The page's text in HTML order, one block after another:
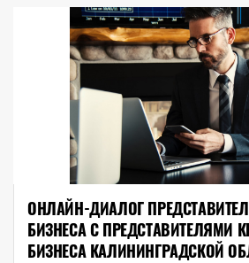
ОНЛАЙН-ДИАЛОГ
БИЗНЕСА С ПРЕДСТАВИТЕЛЯМИ
БИЗНЕСА КАЛИНИНГРАДСКОЙ